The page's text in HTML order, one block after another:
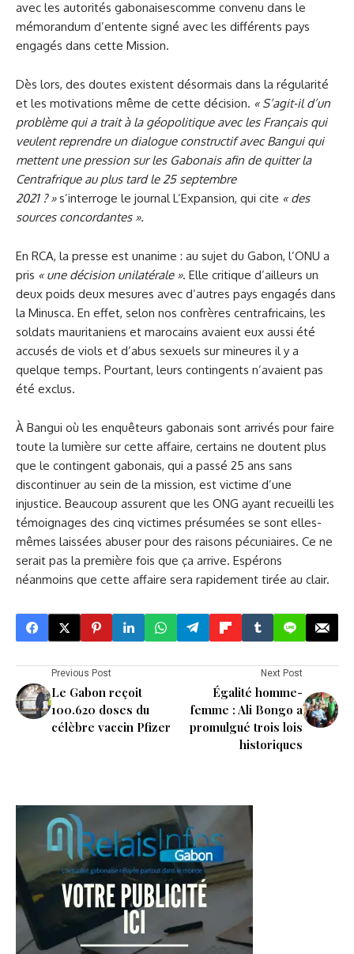
avec les autorités gabonaisescomme convenu dans le
mémorandum d’entente signé avec les différents pays
engagés dans cette Mission.
Dès lors, des doutes existent désormais dans la régularité
et les motivations même de cette décision. « S’agit-ild’un
problème qui a trait à la géopolitique avec les Français qui
veulent reprendre un dialogue constructif avec Bangui qui
mettent une pression sur les Gabonais afin de quitter la
Centrafrique au plus tard le 25 septembre
2021 ? »s’interroge le journal L’Expansion, qui cite « des
sources concordantes ».
En RCA, la presse est unanime : au sujet du Gabon, l’ONU a
pris « unedécision unilatérale ». Elle critique d’ailleurs un
deux poids deux mesures avec d’autres pays engagés dans
la Minusca. En effet, selon nos confrères centrafricains, les
soldats mauritaniens et marocains avaient eux aussi été
accusés de viols et d’abus sexuels sur mineures il y a
quelque temps. Pourtant, leurs contingents n’avaient pas
été exclus.
À Bangui où les enquêteurs gabonais sont arrivés pour faire
toute la lumière sur cette affaire, certains ne doutent plus
que le contingent gabonais, qui a passé 25 ans sans
discontinuer au sein de la mission, est victime d’une
injustice. Beaucoup assurent que les ONG ayant recueilli les
témoignages des cinq victimes présumées se sont elles-
mêmes laissées abuser pour des raisons pécuniaires. Ce ne
serait pas la première fois que ça arrive. Espérons
néanmoins que cette affaire sera rapidement tirée au clair.
Previous Post
Le Gabon reçoit
100.620 doses du
célèbre vaccin Pfizer
Next Post
Égalité homme-
femme : Ali Bongo a
promulgué trois lois
historiques